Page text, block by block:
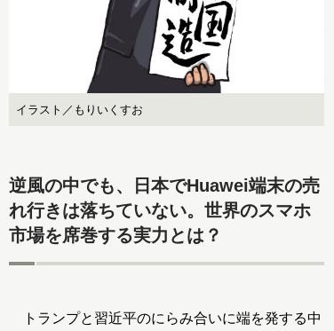
イラスト／もりいくすお
逆風の中でも、日本でHuawei端末の売
れ行きは落ちていない。世界のスマホ
市場を席巻する実力とは？
トランプと習近平のにらみ合いに端を発する中